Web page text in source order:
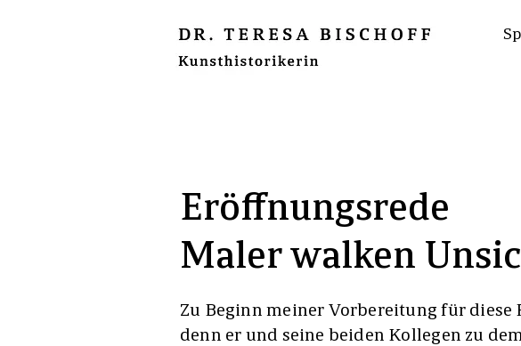
Eröffnungsrede
Maler walken
Zu Beginn meiner Vorbereitung für diese
denn er und seine beiden Kollegen zu